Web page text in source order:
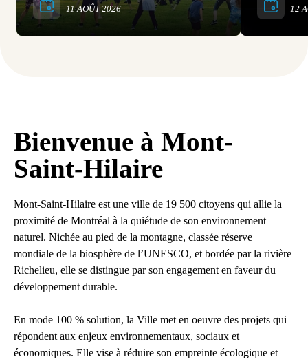
11 AOÛT 2026 12
Bienvenue à Mont-
Saint-Hilaire
Mont-Saint-Hilaire est une ville de 19 500 citoyens qui allie la
proximité de Montréal à la quiétude de son environnement
naturel. Nichée au pied de la montagne, classée réserve
mondiale de la biosphère de l’UNESCO, et bordée par la rivière
Richelieu, elle se distingue par son engagement en faveur du
développement durable.
En mode 100 % solution, la Ville met en oeuvre des projets qui
répondent aux enjeux environnementaux, sociaux et
économiques. Elle vise à réduire son empreinte écologique et